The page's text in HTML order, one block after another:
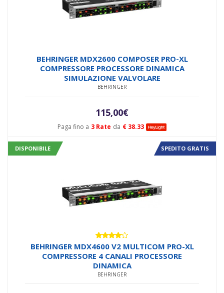
Paga fino a 3 Rate da € 38.33
BEHRINGER MDX2600 COMPOSER PRO-XL
COMPRESSORE PROCESSORE DINAMICA
SIMULAZIONE VALVOLARE
BEHRINGER
115,00€
DISPONIBILE SPEDITO GRATIS
Valutato
4.00su
5
BEHRINGER MDX4600 V2 MULTICOM PRO-XL
COMPRESSORE 4 CANALI PROCESSORE
DINAMICA
BEHRINGER